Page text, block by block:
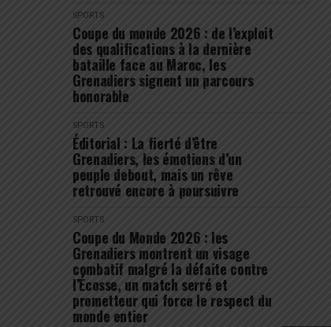
SPORTS
Coupe du monde 2026 : de l’exploit
des qualifications à la dernière
bataille face au Maroc, les
Grenadiers signent un parcours
honorable
SPORTS
Éditorial : La fierté d’être
Grenadiers, les émotions d’un
peuple debout, mais un rêve
retrouvé encore à poursuivre
SPORTS
Coupe du Monde 2026 : les
Grenadiers montrent un visage
combatif malgré la défaite contre
l’Écosse, un match serré et
prometteur qui force le respect du
monde entier